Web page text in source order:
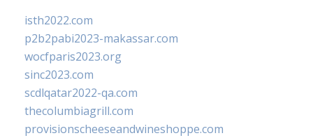
isth2022.com
p2b2pabi2023-makassar.com
wocfparis2023.org
sinc2023.com
scdlqatar2022-qa.com
thecolumbiagrill.com
provisionscheeseandwineshoppe.com